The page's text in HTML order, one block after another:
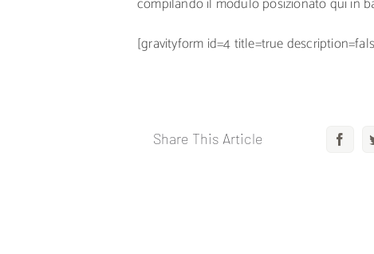
[gravityform id=4 title=true
Share This Article